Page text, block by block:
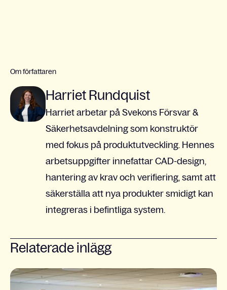
Om författaren
Harriet Rundquist
Harriet arbetar på Svekons Försvar &
Säkerhetsavdelning som konstruktör
med fokus på produktutveckling. Hennes
arbetsuppgifter innefattar CAD-design,
hantering av krav och verifiering, samt att
säkerställa att nya produkter smidigt kan
integreras i befintliga system.
Relaterade inlägg